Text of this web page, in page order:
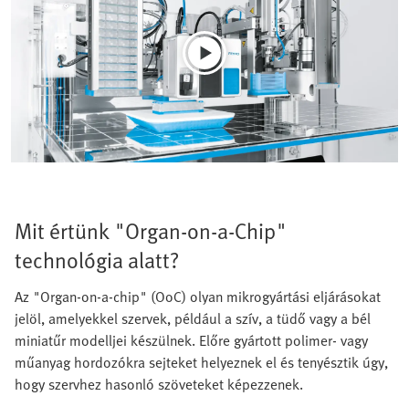
Mit értünk "Organ-on-a-Chip"
technológia alatt?
Az "Organ‑on‑a‑chip" (OoC) olyan mikrogyártási eljárásokat
jelöl, amelyekkel szervek, például a szív, a tüdő vagy a bél
miniatűr modelljei készülnek. Előre gyártott polimer‑ vagy
műanyag hordozókra sejteket helyeznek el és tenyésztik úgy,
hogy szervhez hasonló szöveteket képezzenek.